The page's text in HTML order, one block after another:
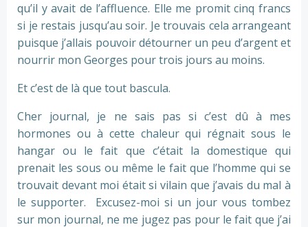
qu’il y avait de l’affluence. Elle me promit cinq francs
si je restais jusqu’au soir. Je trouvais cela arrangeant
puisque j’allais pouvoir détourner un peu d’argent et
nourrir mon Georges pour trois jours au moins.
Et c’est de là que tout bascula.
Cher journal, je ne sais pas si c’est dû à mes
hormones ou à cette chaleur qui régnait sous le
hangar ou le fait que c’était la domestique qui
prenait les sous ou même le fait que l’homme qui se
trouvait devant moi était si vilain que j’avais du mal à
le supporter. Excusez-moi si un jour vous tombez
sur mon journal, ne me jugez pas pour le fait que j’ai